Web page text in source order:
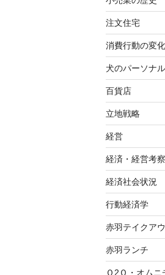
注文住宅
消費行動の変化
犬のパーソナ
百貨店
立地戦略
経営
経済・経営考察
経済社会状況
行動経済学
赤羽テイクア
赤羽ランチ
Ｏ2Ｏ・オムニ